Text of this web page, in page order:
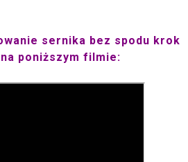
sernika bez spodu krok
poniższym filmie: